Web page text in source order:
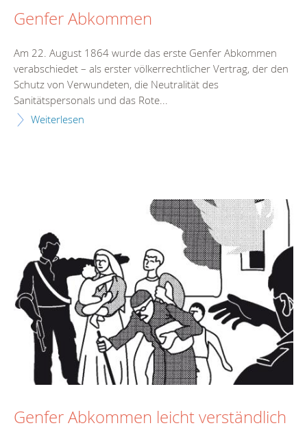
Genfer Abkommen
Am 22. August 1864 wurde das erste Genfer Abkommen
verabschiedet – als erster völkerrechtlicher Vertrag, der den
Schutz von Verwundeten, die Neutralität des
Sanitätspersonals und das Rote...
Weiterlesen
Genfer Abkommen leicht verständlich